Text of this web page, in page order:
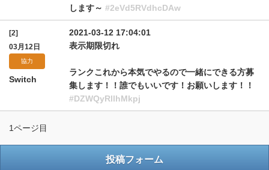
します～ #2eVd5RVdhcDAw
[2]
03月12日
協力
Switch
2021-03-12 17:04:01
表示期限切れ
ランクこれから本気でやるので一緒にできる方募
集します！！誰でもいいです！お願いします！！
#DZWQyRllhMkpj
1ページ目
投稿フォーム